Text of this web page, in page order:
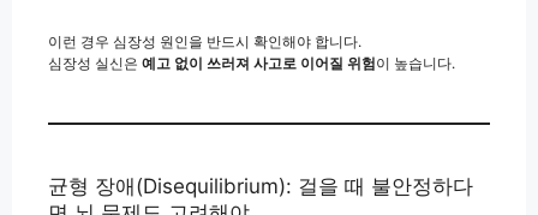
이런 경우 심장성 원인을 반드시 확인해야 합니다.
심장성 실신은 예고 없이 쓰러져 사고로 이어질 위험이 높습니다.
균형 장애(Disequilibrium): 걸을 때 불안정하다